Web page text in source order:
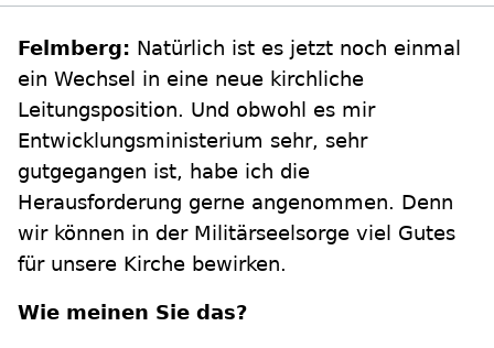
Felmberg: Natürlich ist es jetzt noch einmal
ein Wechsel in eine neue kirchliche
Leitungsposition. Und obwohl es mir
Entwicklungsministerium sehr, sehr
gutgegangen ist, habe ich die
Herausforderung gerne angenommen. Denn
wir können in der Militärseelsorge viel Gutes
für unsere Kirche bewirken.
Wie meinen Sie das?